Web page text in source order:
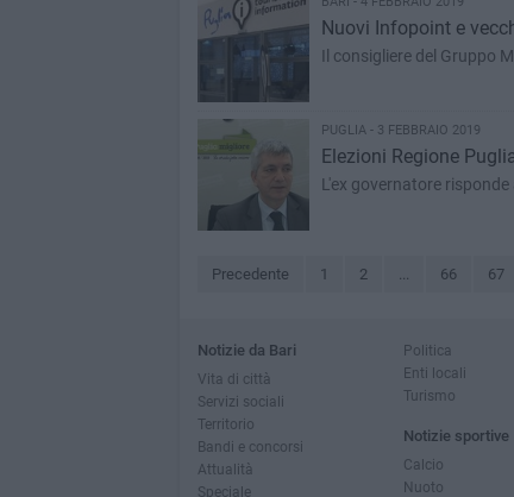
Nuovi Infopoint e
Il consigliere del Gruppo
PUGLIA - 3 FEBBRAIO 2019
Elezioni Regione
L'ex governatore
Precedente 1 2 ... 66 67
Notizie da Bari
Vita di città
Servizi sociali
Territorio
Bandi e concorsi
Attualità
Speciale
Politica
Enti locali
Turismo
Notizie sportive
Calcio
Nuoto